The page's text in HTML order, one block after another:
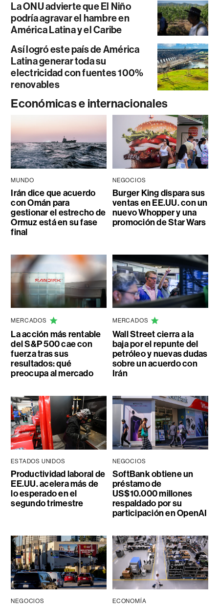
La ONU advierte que El Niño
podría agravar el hambre en
América Latina y el Caribe
Así logró este país de América
Latina generar toda su
electricidad con fuentes 100%
renovables
Económicas e internacionales
MUNDO
Irán dice que acuerdo
con Omán para
gestionar el estrecho de
Ormuz está en su fase
final
NEGOCIOS
Burger King dispara sus
ventas en EE.UU. con un
nuevo Whopper y una
promoción de Star Wars
MERCADOS
La acción más rentable
del S&P 500 cae con
fuerza tras sus
resultados: qué
preocupa al mercado
MERCADOS
Wall Street cierra a la
baja por el repunte del
petróleo y nuevas dudas
sobre un acuerdo con
Irán
ESTADOS UNIDOS
Productividad laboral de
EE.UU. acelera más de
lo esperado en el
segundo trimestre
NEGOCIOS
SoftBank obtiene un
préstamo de
US$10.000 millones
respaldado por su
participación en OpenAI
NEGOCIOS ECONOMÍA